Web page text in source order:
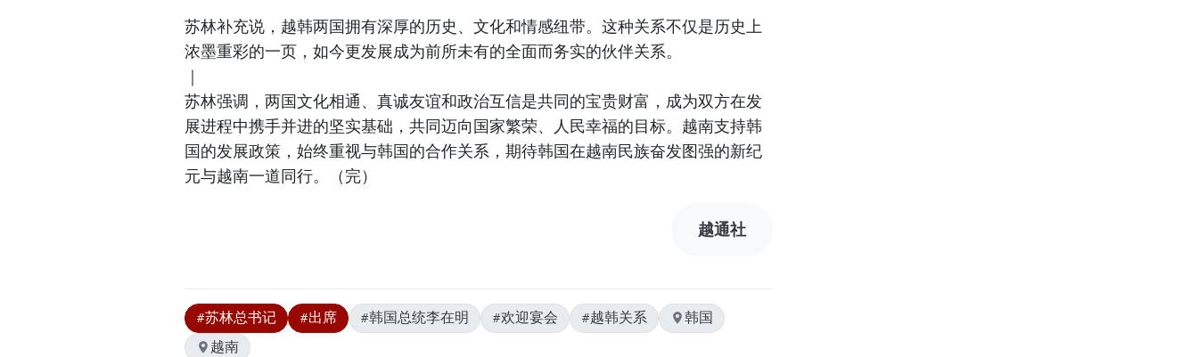
苏林补充说，越韩两国拥有深厚的历史、文化和情感纽带。这种关系不仅是历史上
浓墨重彩的一页，如今更发展成为前所未有的全面而务实的伙伴关系。
｜
苏林强调，两国文化相通、真诚友谊和政治互信是共同的宝贵财富，成为双方在发
展进程中携手并进的坚实基础，共同迈向国家繁荣、人民幸福的目标。越南支持韩
国的发展政策，始终重视与韩国的合作关系，期待韩国在越南民族奋发图强的新纪
元与越南一道同行。（完）
越通社
#苏林总书记 #出席 #韩国总统李在明 #欢迎宴会 #越韩关系
韩国
越南